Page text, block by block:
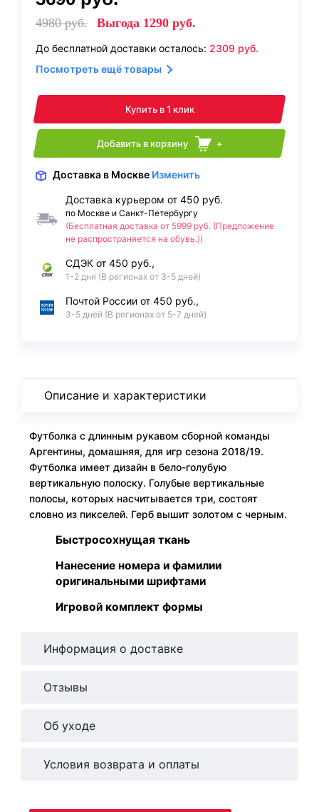
4980руб. Выгода 1290 руб.
До бесплатной доставки осталось: 2309 руб.
Посмотреть ещё товары
Купить в 1 клик
Добавить в корзину +
Доставка в Москве Изменить
Доставка курьером от 450 руб.
по Москве и Санкт-Петербургу
(Бесплатная доставка от 5999 руб. (Предложение
не распространяется на обувь.))
СДЭК от 450 руб.,
1-2 дня (В регионах от 3-5 дней)
Почтой России от 450 руб.,
3-5 дней (В регионах от 5-7 дней)
Описание и характеристики
Футболка с длинным рукавом сборной команды
Аргентины, домашняя, для игр сезона 2018/19.
Футболка имеет дизайн в бело-голубую
вертикальную полоску. Голубые вертикальные
полосы, которых насчитывается три, состоят
словно из пикселей. Герб вышит золотом с черным.
Быстросохнущая ткань
Нанесение номера и фамилии
оригинальными шрифтами
Игровой комплект формы
Информация о доставке
Отзывы
Об уходе
Условия возврата и оплаты